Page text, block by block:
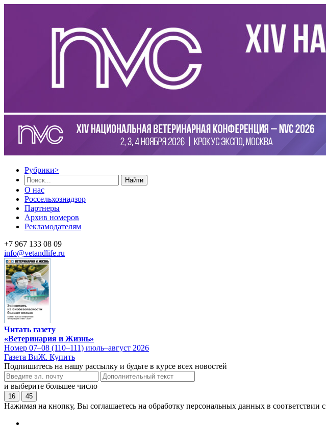
Рубрики>
Найти
О нас
Россельхознадзор
Партнеры
Архив номеров
Рекламодателям
+7 967 133 08 09
info@vetandlife.ru
Читать газету
«Ветеринария и Жизнь»
Номер 07–08 (110–111) июль–август 2026
Газета ВиЖ. Купить
Подпишитесь на нашу рассылку и будьте в курсе всех новостей
и выберите большее число
16 45
Нажимая на кнопку, Вы соглашаетесь на обработку персональных данных в соответствии с